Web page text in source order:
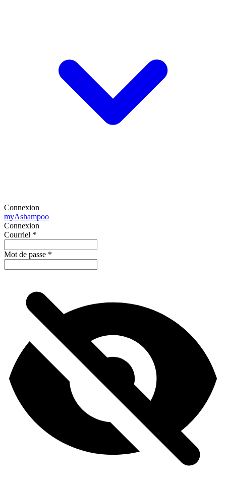
Connexion
myAshampoo
Connexion
Courriel *
Mot de passe *